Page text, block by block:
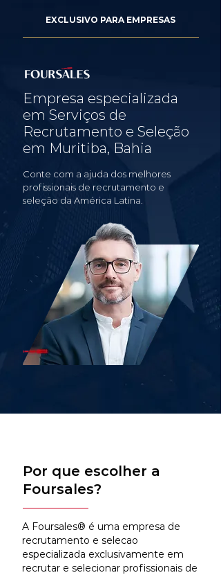
EXCLUSIVO PARA EMPRESAS
Empresa especializada
em Serviços de
Recrutamento e Seleção
em Muritiba, Bahia
Conte com a ajuda dos melhores
profissionais de recrutamento e
seleção da América Latina.
Por que escolher a
Foursales?
A Foursales® é uma empresa de
recrutamento e selecao
especializada exclusivamente em
recrutar e selecionar profissionais de